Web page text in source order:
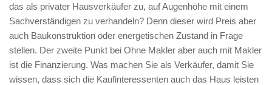
das als privater Hausverkäufer zu, auf Augenhöhe mit einem
Sachverständigen zu verhandeln? Denn dieser wird Preis aber
auch Baukonstruktion oder energetischen Zustand in Frage
stellen. Der zweite Punkt bei Ohne Makler aber auch mit Makler
ist die Finanzierung. Was machen Sie als Verkäufer, damit Sie
wissen, dass sich die Kaufinteressenten auch das Haus leisten